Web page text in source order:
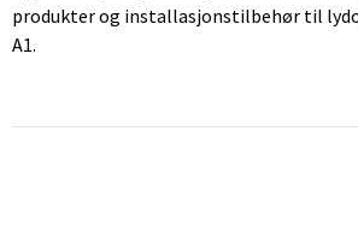
produkter og installasjonstilbehør til
A1.